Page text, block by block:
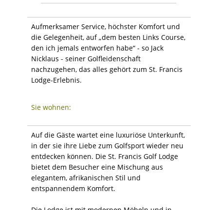
Aufmerksamer Service, höchster Komfort und
die Gelegenheit, auf „dem besten Links Course,
den ich jemals entworfen habe“ - so Jack
Nicklaus - seiner Golfleidenschaft
nachzugehen, das alles gehört zum St. Francis
Lodge-Erlebnis.
Sie wohnen:
Auf die Gäste wartet eine luxuriöse Unterkunft,
in der sie ihre Liebe zum Golfsport wieder neu
entdecken können. Die St. Francis Golf Lodge
bietet dem Besucher eine Mischung aus
elegantem, afrikanischen Stil und
entspannendem Komfort.